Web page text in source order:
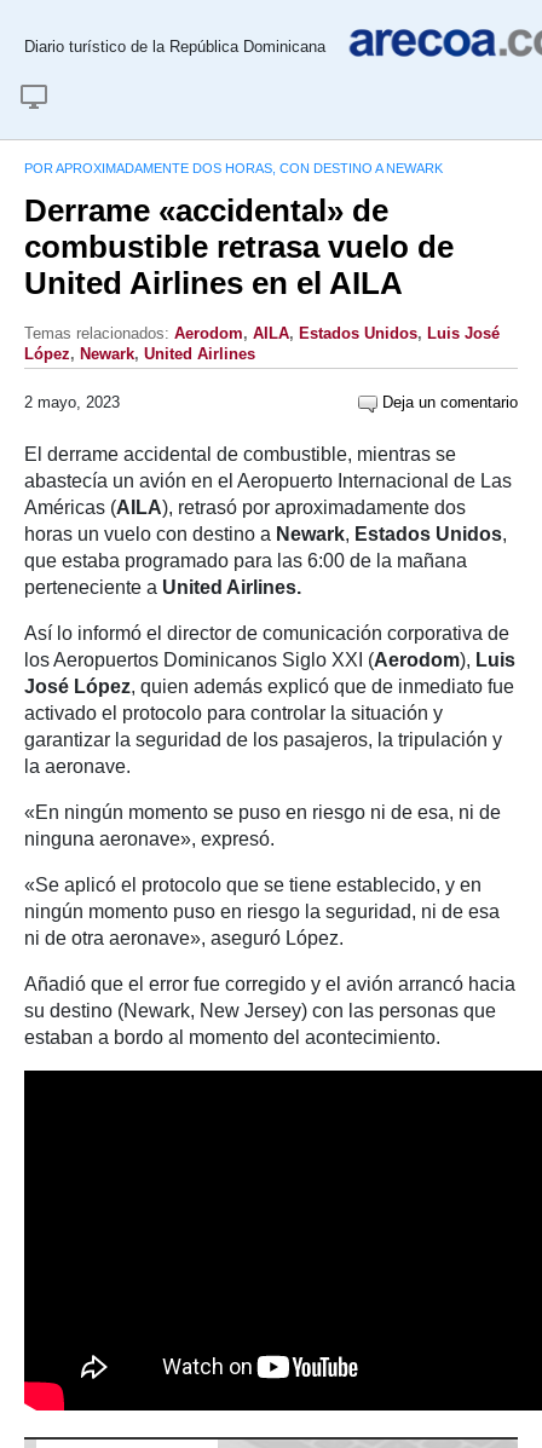
Diario turístico de la República Dominicana
POR APROXIMADAMENTE DOS HORAS, CON DESTINO A NEWARK
Derrame «accidental» de
combustible retrasa vuelo de
United Airlines en el AILA
Temas relacionados: Aerodom, AILA, Estados Unidos, Luis José
López, Newark, United Airlines
2 mayo, 2023 Deja un comentario
El derrame accidental de combustible, mientras se
abastecía un avión en el Aeropuerto Internacional de Las
Américas (AILA), retrasó por aproximadamente dos
horas un vuelo con destino a Newark, Estados Unidos,
que estaba programado para las 6:00 de la mañana
perteneciente a United Airlines.
Así lo informó el director de comunicación corporativa de
los Aeropuertos Dominicanos Siglo XXI (Aerodom), Luis
José López, quien además explicó que de inmediato fue
activado el protocolo para controlar la situación y
garantizar la seguridad de los pasajeros, la tripulación y
la aeronave.
«En ningún momento se puso en riesgo ni de esa, ni de
ninguna aeronave», expresó.
«Se aplicó el protocolo que se tiene establecido, y en
ningún momento puso en riesgo la seguridad, ni de esa
ni de otra aeronave», aseguró López.
Añadió que el error fue corregido y el avión arrancó hacia
su destino (Newark, New Jersey) con las personas que
estaban a bordo al momento del acontecimiento.